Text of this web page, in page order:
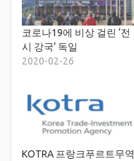
코로나19에 비상 걸린 ‘전
시 강국’ 독일
2020-02-26
KOTRA 프랑크푸르트무역